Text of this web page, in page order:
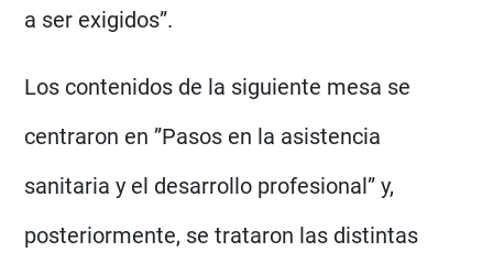
a ser exigidos”.
Los contenidos de la siguiente mesa se
centraron en ”Pasos en la asistencia
sanitaria y el desarrollo profesional” y,
posteriormente, se trataron las distintas